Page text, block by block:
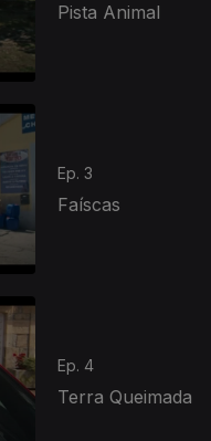
Pista Animal
Ep. 3
Faíscas
Ep. 4
Terra Queimada